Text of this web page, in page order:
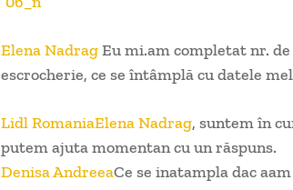
Elena NadragEu mi.am completat nr.
escrocherie, ce se întâmplă cu datele
Lidl RomaniaElena Nadrag, suntem în
putem ajuta momentan cu un răspuns.
Denisa AndreeaCe se inatampla dac